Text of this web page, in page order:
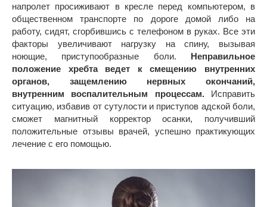
напролет просиживают в кресле перед компьютером, в
общественном транспорте по дороге домой либо на
работу, сидят, сгорбившись с телефоном в руках. Все эти
факторы увеличивают нагрузку на спину, вызывая
ноющие, приступообразные боли. Неправильное
положение хребта ведет к смещению внутренних
органов, защемлению нервных окончаний,
внутренним воспалительным процессам. Исправить
ситуацию, избавив от сутулости и приступов адской боли,
сможет магнитный корректор осанки, получивший
положительные отзывы врачей, успешно практикующих
лечение с его помощью.